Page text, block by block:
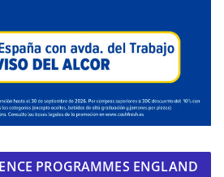
PROGRAMMES ENGLAND